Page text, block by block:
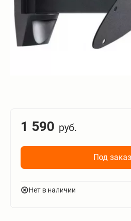
1 590 руб.
Под заказ
Нет в наличии